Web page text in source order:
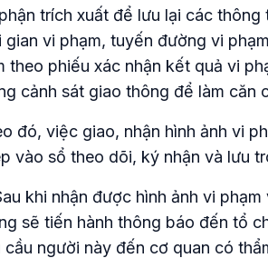
trích xuất để lưu lại các
gian vi phạm, tuyến đường vi
theo phiếu xác nhận kết quả vi
cảnh sát giao thông để làm căn
đó, việc giao, nhận hình ảnh vi
vào sổ theo dõi, ký nhận và lưu
khi nhận được hình ảnh vi
sẽ tiến hành thông báo đến tổ
cầu người này đến cơ quan có